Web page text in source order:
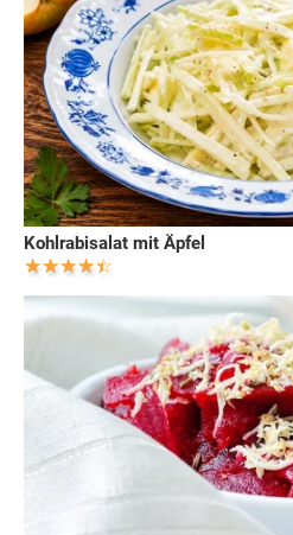
Kohlrabisalat mit Äpfel